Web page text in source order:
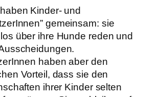
Kinder- und
gemeinsam: sie
über ihre Hunde reden und
haben aber den
Vorteil, dass sie den
ihrer Kinder selten